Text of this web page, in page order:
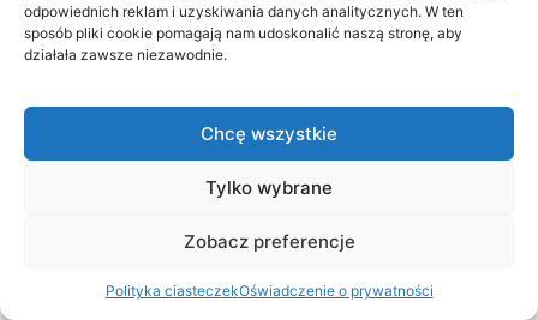
odpowiednich reklam i uzyskiwania danych analitycznych. W ten
sposób pliki cookie pomagają nam udoskonalić naszą stronę, aby
działała zawsze niezawodnie.
Chcę wszystkie
Tylko wybrane
Zobacz preferencje
Polityka ciasteczekOświadczenie o prywatności
wysłana, albo z wykorzystaniem środka komunikacji
elektronicznej użytego przez Abonenta do złożenia
5. Za zgodą Abonenta, wyrażoną w reklamacji, w
Umowie abonenckiej lub w odrębnym oświadczeniu,
oraz udziela odpowiedzi na reklamację w formie
elektronicznej na wskazany w tym celu adres poczty
wskazanego przez Abonenta środka komunikacji